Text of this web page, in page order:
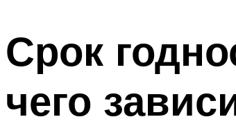
Срок
чего